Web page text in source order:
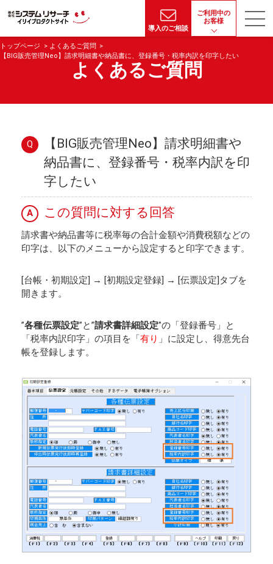
導入のご相談
ご利用中の
お客様
トップページ
よくあるご質問
【BIG販売管理Neo】請求明細書や納品書に、登録番号・税率内訳を印字したい
よくあるご質問
Q
【BIG販売管理Neo】請求明細書や
納品書に、登録番号・税率内訳を印
字したい
A この質問に対する回答
請求書や納品書等に税率毎の合計金額や消費税額などの
印字は、以下のメニューから設定すると印字できます。
[台帳・初期設定] → [初期設定登録] → [伝票設定]タブを
開きます。
”各種伝票設定”と”請求書詳細設定”の「登録番号」と
「税率内訳印字」の項目を「有り 」に設定し、得意先台
帳を登録します。